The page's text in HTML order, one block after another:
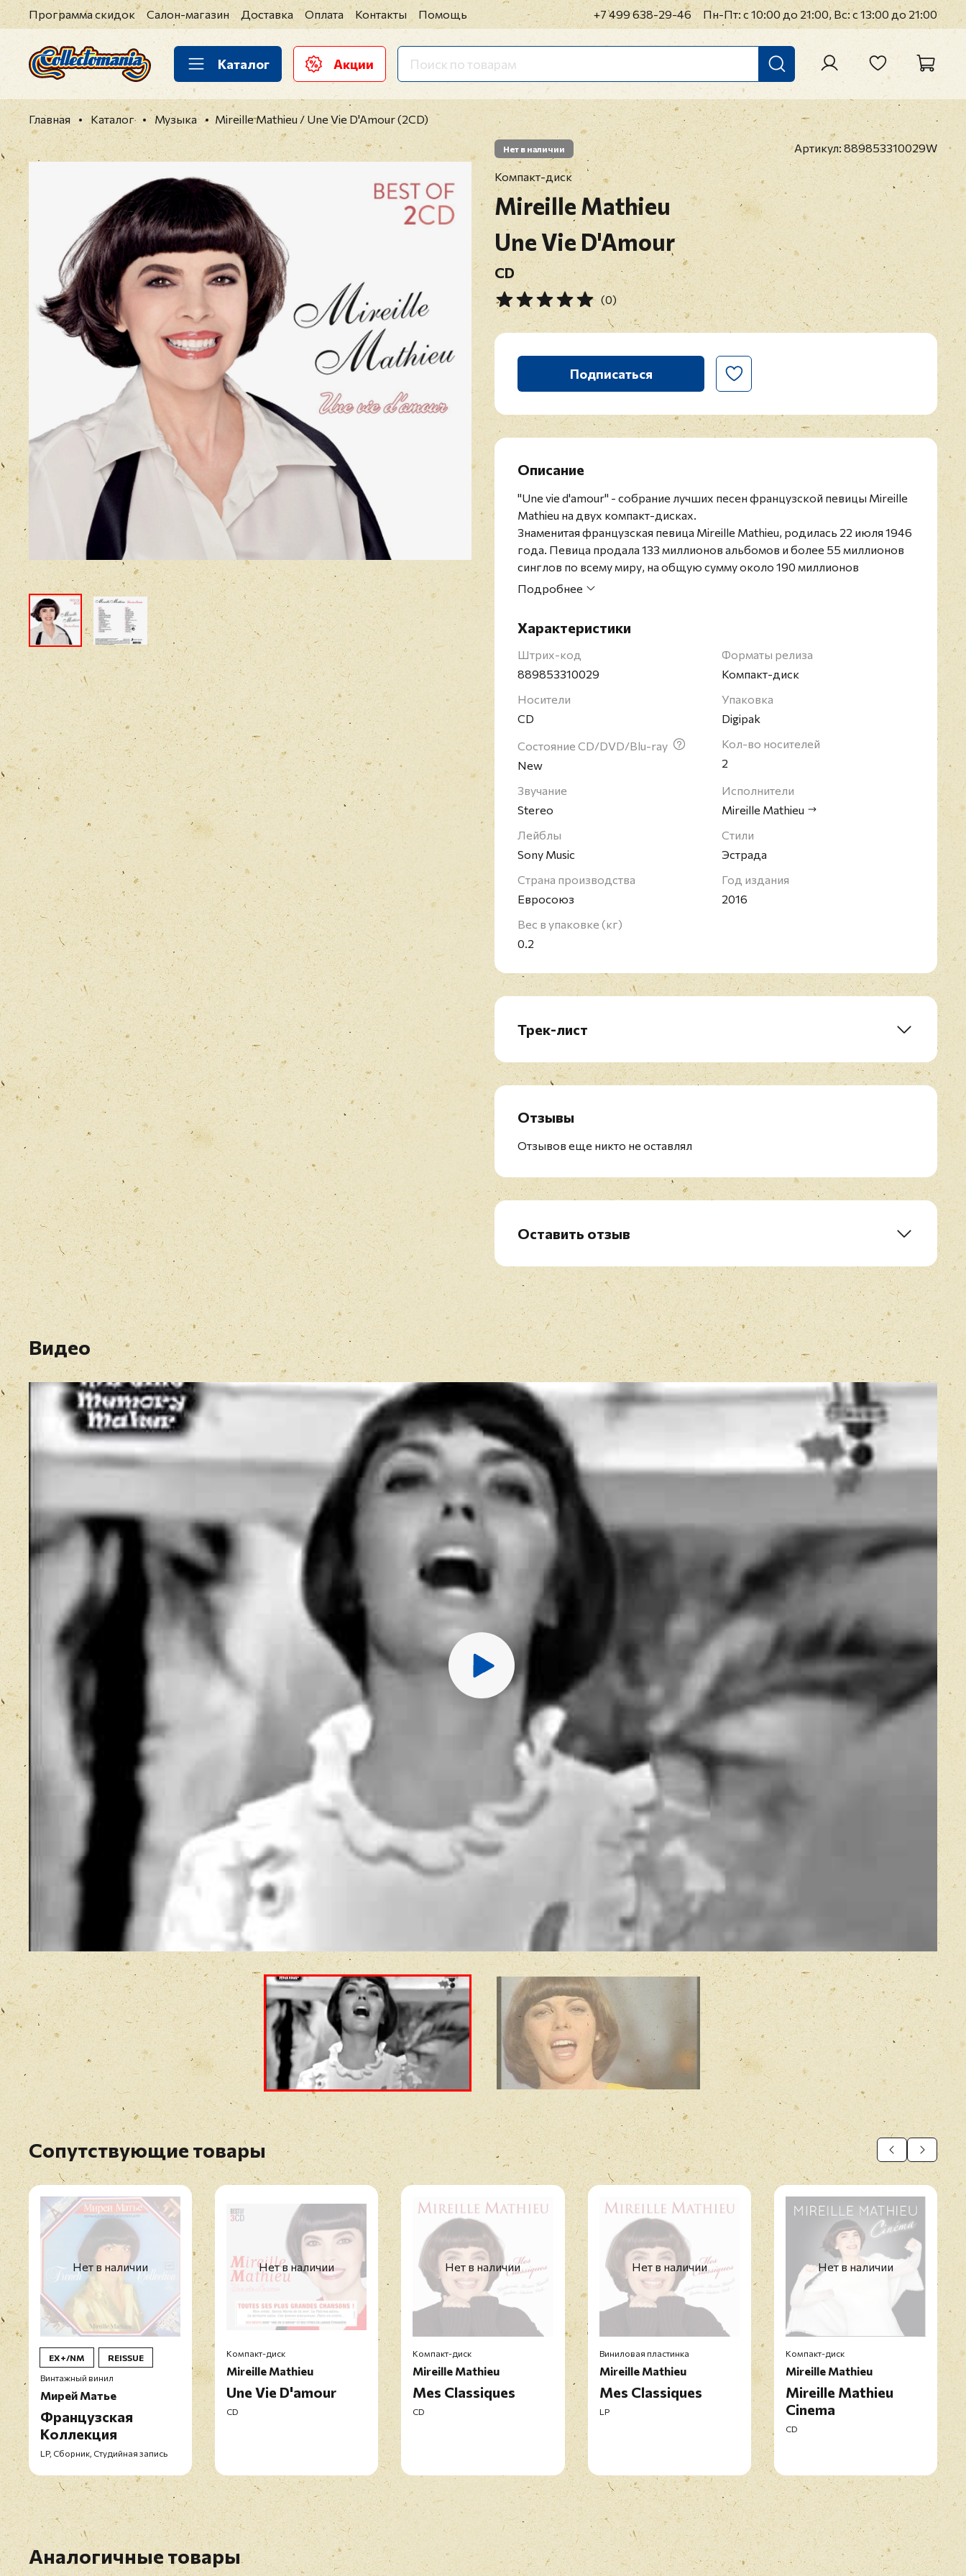
Программа скидок Салон-магазин Доставка Оплата Контакты Помощь +7 499 638-29-46 Пн-Пт: с 10:00 до 21:00, Вс: с 13:00 до 21:00
Каталог Акции
Главная Каталог Музыка Mireille Mathieu / Une Vie D'Amour (2CD)
Нет в наличии Артикул: 889853310029W
Компакт-диск
Mireille Mathieu
Une Vie D'Amour
CD
(0)
Подписаться
Описание
"Une vie d'amour" - собрание лучших песен французской певицы Mireille
Mathieu на двух компакт-дисках.
Знаменитая французская певица Mireille Mathieu, родилась 22 июля 1946
года. Певица продала 133 миллионов альбомов и более 55 миллионов
синглов по всему миру, на общую сумму около 190 миллионов
долларов. Ее репертуар состоит более чем из 1000 песен на
национального символа Франции - Марианны.
Подробнее
Характеристики
Штрих-код
889853310029
Форматы релиза
Компакт-диск
Носители
CD
Упаковка
Digipak
Состояние CD/DVD/Blu-ray
New
Кол-во носителей
2
Звучание
Stereo
Исполнители
Mireille Mathieu
Лейблы
Sony Music
Стили
Эстрада
Страна производства
Евросоюз
Год издания
2016
Вес в упаковке (кг)
0.2
Трек-лист
1. Mon credo
2. Qu'elle est belle
4. La derniere valse
5. La premiere étoile
7. Pourquoi le monde est sans amour
8. Une histoire d'amour
10. A quoi tu penses, dis
11. En frappant dans nos mains
13. Folle, folle, follement heureuse
14. L'amour oublié le temps
15. Un jour tu reviendras
16. On ne vit pas sans se dire adieu
17. Addio
18. Tous les enfants chantent avec moi
19. Amour defendu
20. La valse a mimi
CD2
1. Mille colombes
2. A blue bayou
3. Santa maria de la mer
4. Je t'aime avec ma peau
5. Un dernier mot d'amour
6. Une femme amoureuse
7. Bravo tu as gagne
8. Nous, comme des fous
11. Chanter
12. Made in France
14. Rencontres de femmes
15. L'enfant que je n'ai jamais eu
16. Marie média
17. Une place dans mon coeur
18. Une vie d'amour
19. Ce n'est rien
20. Prends le temps
Отзывы
Отзывов еще никто не оставлял
Оставить отзыв
* E-mail*
Отзыв *
Перед публикацией отзывы проходят модерацию
Видео
Сопутствующие товары
Нет в наличии
EX+/NM
REISSUE
Винтажный винил
Мирей Матье
Французская
Коллекция
LP, Сборник, Студийная запись
Нет в наличии
Компакт-диск
Mireille Mathieu
Une Vie D'amour
CD
Нет в наличии
Компакт-диск
Mireille Mathieu
Mes Classiques
CD
Нет в наличии
Виниловая пластинка
Mireille Mathieu
Mes Classiques
LP
Нет в наличии
Компакт-диск
Mireille Mathieu
Mireille Mathieu
Cinema
CD
Аналогичные товары